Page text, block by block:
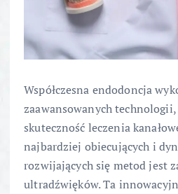
Współczesna endodoncja
zaawansowanych
skuteczność leczenia
najbardziej obiecujących i
rozwijających się metod jest
ultradźwięków. Ta